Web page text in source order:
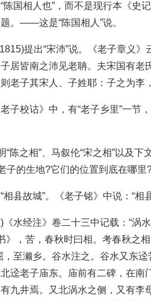
国相人也”，而不是现行本《史
。——这是“陈国相人”说。
提出“宋沛”说。《老子章义
居皆南之沛见老聃。夫宋国有
老子其宋人、子姓耶：子之为李
子校诂》中，有“老子乡里”一节
“陈之相”、马叙伦“宋之相”以及
子的生地?它们的位置到底在哪里
相县故城”。《老子铭》中说：“
水经注》卷二十三中记载：“涡
》，苦，春秋时曰相。考春秋之
至濑乡。谷水注之。谷水又东
迳老子庙东。庙前有二碑，在南
九井焉。又北涡水之侧，又有李